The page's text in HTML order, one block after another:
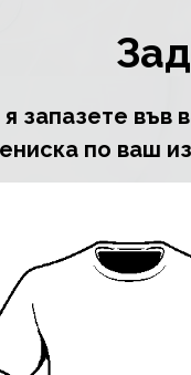
запазете
по ваш